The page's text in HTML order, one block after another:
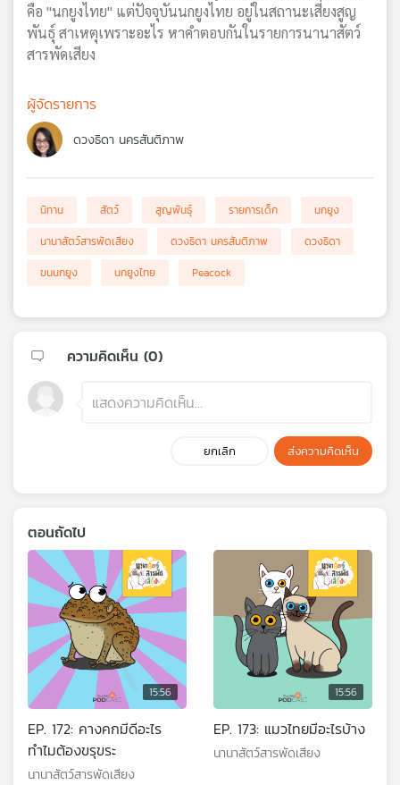
คือ "นกยูงไทย" แต่ปัจจุบันนกยูงไทย อยู่ในสถานะเสี่ยงสูญ
พันธุ์ สาเหตุเพราะอะไร หาคำตอบกันในรายการนานาสัตว์
สารพัดเสียง
ผู้จัดรายการ
ดวงธิดา นครสันติภาพ
นิทาน สัตว์ สูญพันธุ์ รายการเด็ก
นกยูง
นานาสัตว์สารพัดเสียง
ดวงธิดา นครสันติภาพ
ดวงธิดา
ขนนกยูง
นกยูงไทย Peacock
ความคิดเห็น (0)
ยกเลิก ส่งความคิดเห็น
ตอนถัดไป
15:56
EP. 172: คางคกมีดีอะไร
ทำไมต้องขรุขระ
นานาสัตว์สารพัดเสียง
15:56
EP. 173: แมวไทยมีอะไรบ้าง
นานาสัตว์สารพัดเสียง